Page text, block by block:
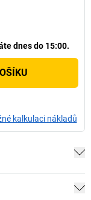
dnes do 15:00.
kalkulaci nákladů